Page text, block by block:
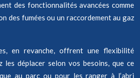
des fonctionnalités avancées comme
des fumées ou un raccordement au gaz
en revanche, offrent une flexibilité
les déplacer selon vos besoins, que ce
au parc ou pour les ranger à l’abri